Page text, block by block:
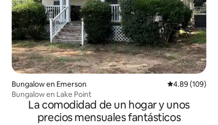
Bungalow en Emerson Calificación
4.89 (109)
Bungalow en Lake Point
La comodidad de un hogar y unos
precios mensuales fantásticos